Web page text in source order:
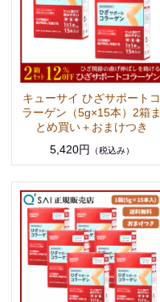
キューサイ ひざサポートコ
ラーゲン（5g×15本）2箱ま
とめ買い＋おまけつき
5,420円 （税込み）